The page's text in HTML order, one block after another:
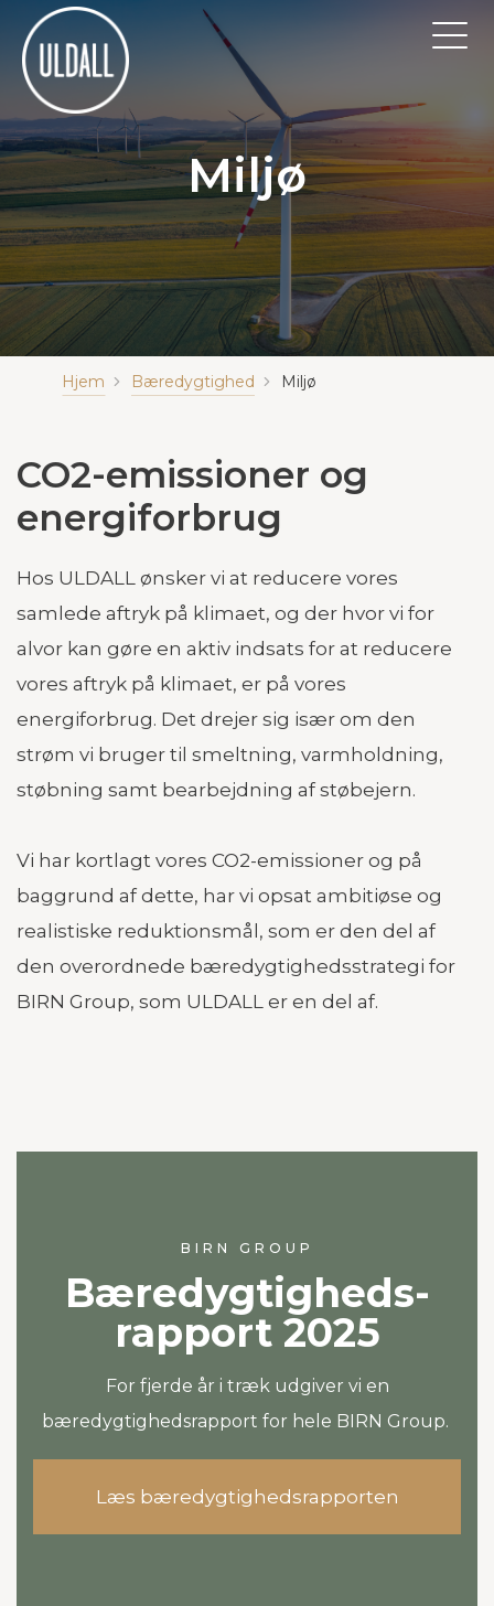
Miljø
Hjem Bæredygtighed Miljø
CO2-emissioner og
energiforbrug
Hos ULDALL ønsker vi at reducere vores
samlede aftryk på klimaet, og der hvor vi for
alvor kan gøre en aktiv indsats for at reducere
vores aftryk på klimaet, er på vores
energiforbrug. Det drejer sig især om den
strøm vi bruger til smeltning, varmholdning,
støbning samt bearbejdning af støbejern.
Vi har kortlagt vores CO2-emissioner og på
baggrund af dette, har vi opsat ambitiøse og
realistiske reduktionsmål, som er den del af
den overordnede bæredygtighedsstrategi for
BIRN Group, som ULDALL er en del af.
BIRN GROUP
Bæredygtigheds-
rapport 2025
For fjerde år i træk udgiver vi en
bæredygtighedsrapport for hele BIRN Group.
Læs bæredygtighedsrapporten